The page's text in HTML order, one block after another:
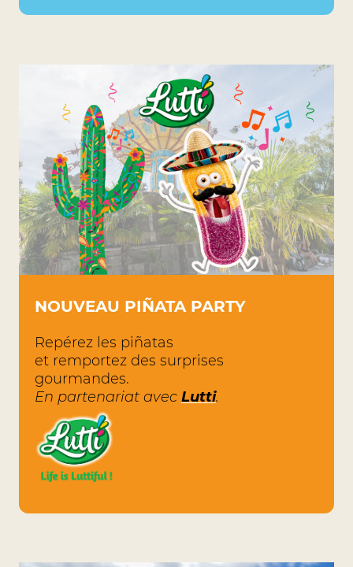
NOUVEAU PIÑATA PARTY
Repérez les piñatas
et remportez des surprises
gourmandes.
En partenariat avec Lutti.